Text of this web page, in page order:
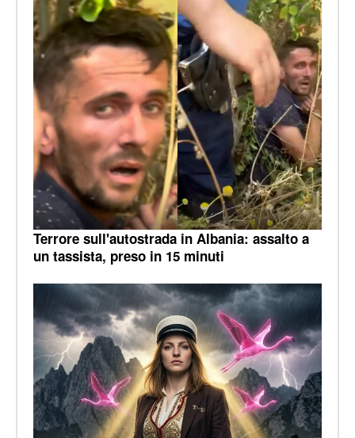
Terrore sull'autostrada in Albania: assalto a
un tassista, preso in 15 minuti